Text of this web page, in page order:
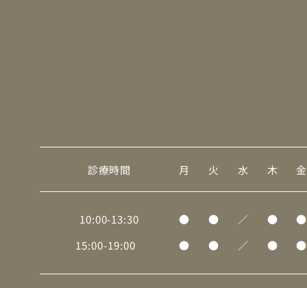
診療時間 月 火 水 木 金
10:00-13:30 ● ● ／ ● ●
15:00-19:00
● ● ／ ● ●